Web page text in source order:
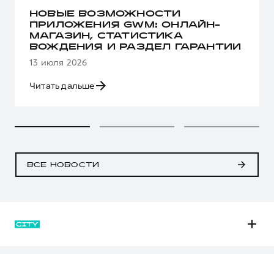
НОВЫЕ ВОЗМОЖНОСТИ
ПРИЛОЖЕНИЯ GWM: ОНЛАЙН-
МАГАЗИН, СТАТИСТИКА
ВОЖДЕНИЯ И РАЗДЕЛ ГАРАНТИИ
13 июля 2026
Читать дальше
ВСЕ НОВОСТИ